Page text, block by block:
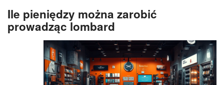
Ile pieniędzy można zarobić
prowadząc lombard